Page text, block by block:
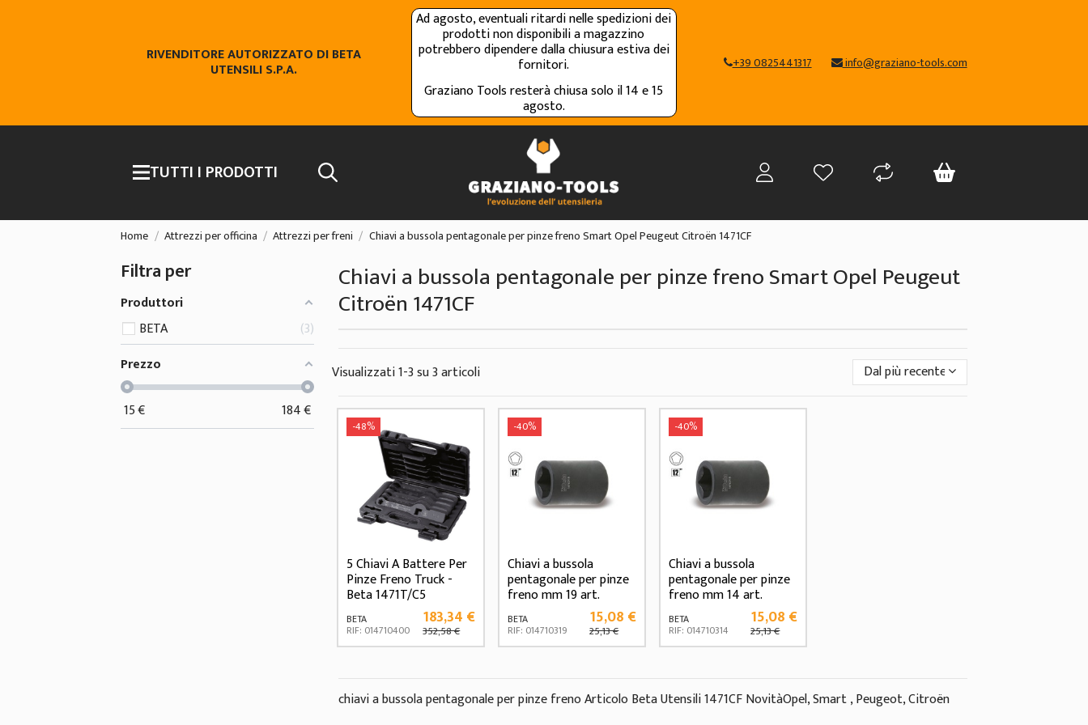
RIVENDITORE AUTORIZZATO DI BETA
UTENSILI S.P.A.
Ad agosto, eventuali ritardi nelle spedizioni dei
prodotti non disponibili a magazzino
potrebbero dipendere dalla chiusura estiva dei
fornitori.
Graziano Tools resterà chiusa solo il 14 e 15
agosto.
+39 0825441317 info@graziano-tools.com
TUTTI I PRODOTTI
Home Attrezzi per officina Attrezzi per freni Chiavi a bussola pentagonale per pinze freno Smart Opel Peugeut Citroën 1471CF
Chiavi a bussola pentagonale per pinze freno Smart Opel Peugeut
Citroën 1471CF
Visualizzati 1-3 su 3 articoli Dal più recente
-48%
5 Chiavi A Battere Per
Pinze Freno Truck -
Beta 1471T/C5
BETA
RIF: 014710400
183,34 €
352,58 €
-40%
Chiavi a bussola
pentagonale per pinze
freno mm 19 art.
1471CF
BETA
RIF: 014710319
15,08 €
25,13 €
-40%
Chiavi a bussola
pentagonale per pinze
freno mm 14 art.
1471CF
BETA
RIF: 014710314
15,08 €
25,13 €
chiavi a bussola pentagonale per pinze freno Articolo Beta Utensili 1471CF NovitàOpel, Smart , Peugeot, Citroën
Filtra per
Produttori
BETA
3
Prezzo
15€ 184€